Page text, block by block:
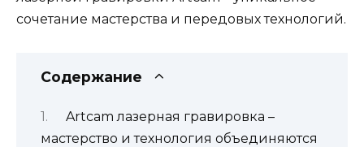
сочетание мастерства и передовых технологий.
Содержание
Artcam лазерная гравировка –
мастерство и технология объединяются